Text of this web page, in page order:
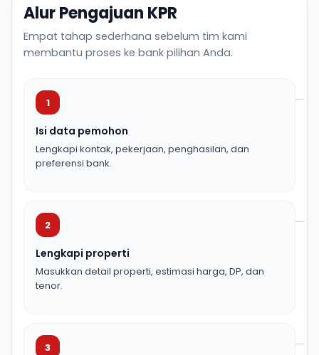
Alur Pengajuan KPR
Empat tahap sederhana sebelum tim kami
membantu proses ke bank pilihan Anda.
1
Isi data pemohon
Lengkapi kontak, pekerjaan, penghasilan, dan
preferensi bank.
2
Lengkapi properti
Masukkan detail properti, estimasi harga, DP, dan
tenor.
3